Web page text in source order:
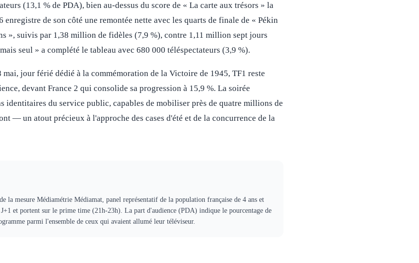
(13,1 % de PDA), bien au-dessus du score de « La carte aux trésors » la
enregistre de son côté une remontée nette avec les quarts de finale de « Pékin
», suivis par 1,38 million de fidèles (7,9 %), contre 1,11 million sept jours
seul » a complété le tableau avec 680 000 téléspectateurs (3,9 %).
mai, jour férié dédié à la commémoration de la Victoire de 1945, TF1 reste
devant France 2 qui consolide sa progression à 15,9 %. La soirée
identitaires du service public, capables de mobiliser près de quatre millions de
— un atout précieux à l'approche des cases d'été et de la concurrence de la
de la mesure Médiamétrie Médiamat, panel représentatif de la population française de 4 ans et
J+1 et portent sur le prime time (21h-23h). La part d'audience (PDA) indique le pourcentage de
parmi l'ensemble de ceux qui avaient allumé leur téléviseur.